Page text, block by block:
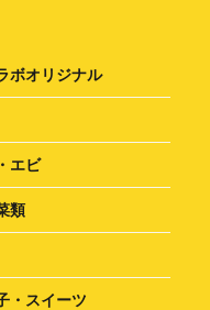
ボオリジナル
エビ
類
・スイーツ